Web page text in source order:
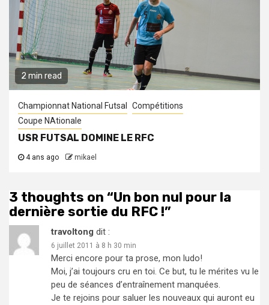
2 min read
Championnat National Futsal
Compétitions
Coupe NAtionale
USR FUTSAL DOMINE LE RFC
4 ans ago mikael
3 thoughts on “Un bon nul pour la
dernière sortie du RFC !”
travoltong dit :
6 juillet 2011 à 8 h 30 min
Merci encore pour ta prose, mon ludo!
Moi, j’ai toujours cru en toi. Ce but, tu le mérites vu le
peu de séances d’entraînement manquées.
Je te rejoins pour saluer les nouveaux qui auront eu